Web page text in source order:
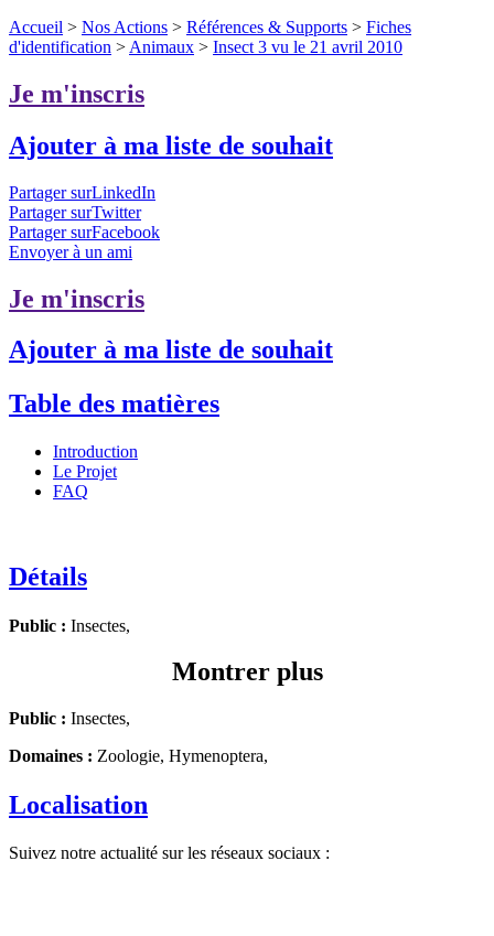
Accueil > Nos Actions > Références & Supports > Fiches
d'identification > Animaux > Insect 3 vu le 21 avril 2010
Je m'inscris
Ajouter à ma liste de souhait
Partager surLinkedIn
Partager surTwitter
Partager surFacebook
Envoyer à un ami
Je m'inscris
Ajouter à ma liste de souhait
Table des matières
Introduction
Le Projet
FAQ
Détails
Public : Insectes,
Montrer plus
Public : Insectes,
Domaines : Zoologie, Hymenoptera,
Localisation
Suivez notre actualité sur les réseaux sociaux :